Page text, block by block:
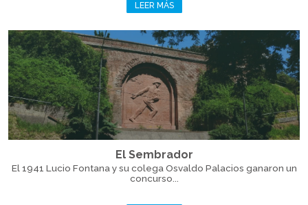
LEER MÁS
El Sembrador
El 1941 Lucio Fontana y su colega Osvaldo Palacios ganaron un
concurso...